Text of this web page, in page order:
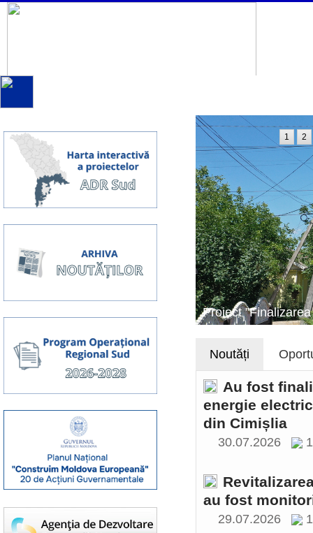
Proiect
1 2
Noutăți
Au fost
energie
din Cimișlia
30.07.2026
au fost
29.07.2026